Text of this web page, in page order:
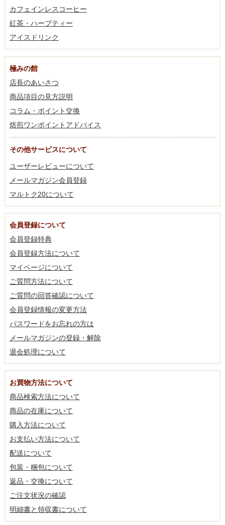
カフェインレスコーヒー
紅茶・ハーブティー
アイスドリンク
極みの館
店長のあいさつ
商品項目の見方説明
コラム・ポイント交換
焙煎ワンポイントアドバイス
その他サービスについて
ユーザーレビューについて
メールマガジン会員登録
マルトク20について
会員登録について
会員登録特典
会員登録方法について
マイページについて
ご質問方法について
ご質問の回答確認について
会員登録情報の変更方法
パスワードをお忘れの方は
メールマガジンの登録・解除
退会処理について
お買物方法について
商品検索方法について
商品の在庫について
購入方法について
お支払い方法について
配送について
包装・梱包について
返品・交換について
ご注文状況の確認
明細書と領収書について